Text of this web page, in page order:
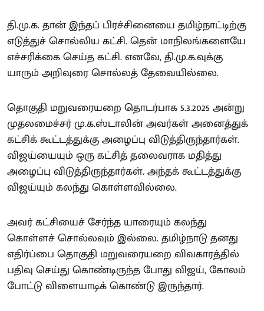
தி.மு.க. தான் இந்தப் பிரச்சினையை தமிழ்நாட்டிற்கு
எடுத்துச் சொல்லிய கட்சி. தென் மாநிலங்களையே
எச்சரிக்கை செய்த கட்சி. எனவே, தி.மு.க.வுக்கு
யாரும் அறிவுரை சொல்லத் தேவையில்லை.
தொகுதி மறுவரையறை தொடர்பாக 5.3.2025 அன்று
முதலமைச்சர் மு.க.ஸ்டாலின் அவர்கள் அனைத்துக்
கட்சிக் கூட்டத்துக்கு அழைப்பு விடுத்திருந்தார்கள்.
விஜய்யையும் ஒரு கட்சித் தலைவராக மதித்து
அழைப்பு விடுத்திருந்தார்கள். அந்தக் கூட்டத்துக்கு
விஜய்யும் கலந்து கொள்ளவில்லை.
அவர் கட்சியைச் சேர்ந்த யாரையும் கலந்து
கொள்ளச் சொல்லவும் இல்லை. தமிழ்நாடு தனது
எதிர்ப்பை தொகுதி மறுவரையறை விவகாரத்தில்
பதிவு செய்து கொண்டிருந்த போது விஜய், கோலம்
போட்டு விளையாடிக் கொண்டு இருந்தார்.